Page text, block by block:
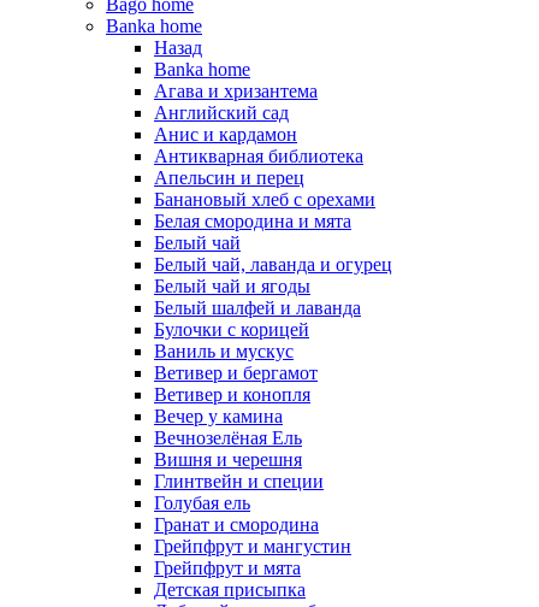
Bago home
Banka home
Назад
Banka home
Агава и хризантема
Английский сад
Анис и кардамон
Антикварная библиотека
Апельсин и перец
Банановый хлеб с орехами
Белая смородина и мята
Белый чай
Белый чай, лаванда и огурец
Белый чай и ягоды
Белый шалфей и лаванда
Булочки с корицей
Ваниль и мускус
Ветивер и бергамот
Ветивер и конопля
Вечер у камина
Вечнозелёная Ель
Вишня и черешня
Глинтвейн и специи
Голубая ель
Гранат и смородина
Грейпфрут и мангустин
Грейпфрут и мята
Детская присыпка